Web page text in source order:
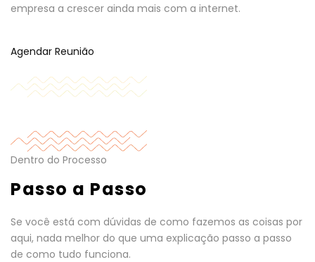
empresa a crescer ainda mais com a internet.
Agendar Reunião
Dentro do Processo
Passo a Passo
Se você está com dúvidas de como fazemos as coisas por
aqui, nada melhor do que uma explicação passo a passo
de como tudo funciona.